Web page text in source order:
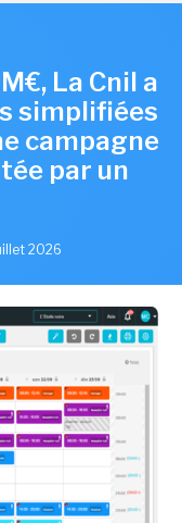
La Cnil a
simplifiées
campagne
par un
2026